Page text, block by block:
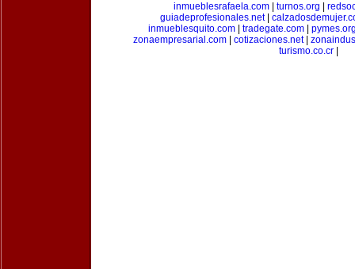
inmueblesrafaela.com
turnos.org
guiadeprofesionales.net|
inmueblesquito.com
tradegate.com
zonaempresarial.com| cotizaciones.net|
turismo.co.cr|